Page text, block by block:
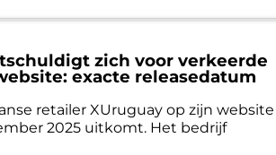
zich voor verkeerde
exacte releasedatum
retailer XUruguay op zijn website
2025 uitkomt. Het bedrijf